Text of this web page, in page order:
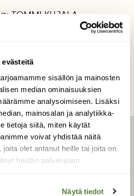
evästeitä
sisällön ja mainosten
median ominaisuuksien
analysoimiseen. Lisäksi
mainosalan ja analytiikka-
tietoja siitä, miten käytät
voivat yhdistää näitä
joita olet antanut heille tai joita on
heidän palvelujaan.
Näytä tiedot
TOMMI KUJALA
LEHTI
Tilaa Suomen Luonto